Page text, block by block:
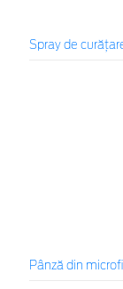
Spray de
Pânză din